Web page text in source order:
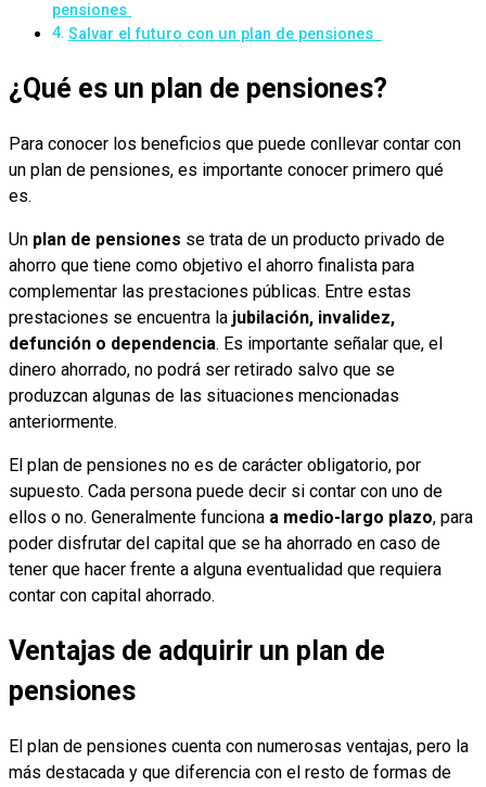
pensiones
Salvar el futuro con un plan de pensiones
¿Qué es un plan de pensiones?
Para conocer los beneficios que puede conllevar contar con
un plan de pensiones, es importante conocer primero qué
es.
Un plan de pensiones se trata de un producto privado de
ahorro que tiene como objetivo el ahorro finalista para
complementar las prestaciones públicas. Entre estas
prestaciones se encuentra la jubilación, invalidez,
defunción o dependencia. Es importante señalar que, el
dinero ahorrado, no podrá ser retirado salvo que se
produzcan algunas de las situaciones mencionadas
anteriormente.
El plan de pensiones no es de carácter obligatorio, por
supuesto. Cada persona puede decir si contar con uno de
ellos o no. Generalmente funciona a medio-largo plazo, para
poder disfrutar del capital que se ha ahorrado en caso de
tener que hacer frente a alguna eventualidad que requiera
contar con capital ahorrado.
Ventajas de adquirir un plan de
pensiones
El plan de pensiones cuenta con numerosas ventajas, pero la
más destacada y que diferencia con el resto de formas de